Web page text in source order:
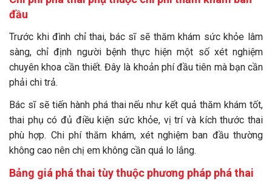
đầu
Trước khi đình chỉ thai, bác sĩ sẽ thăm khám sức khỏe lâm
sàng, chỉ định người bệnh thực hiện một số xét nghiệm
chuyên khoa cần thiết. Đây là khoản phí đầu tiên mà bạn cần
phải chi trả.
Bác sĩ sẽ tiến hành phá thai nếu như kết quả thăm khám tốt,
thai phụ có đủ điều kiện sức khỏe, vị trí và kích thước thai
phù hợp. Chi phí thăm khám, xét nghiệm ban đầu thường
không cao nên chị em không cần quá lo lắng.
Bảng giá phá thai tùy thuộc phương pháp phá thai